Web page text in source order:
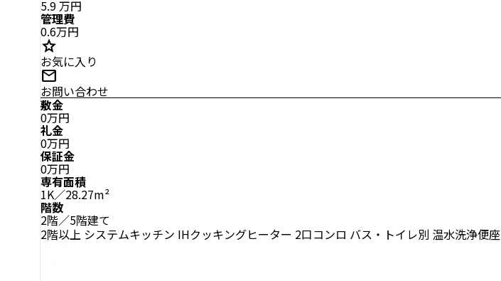
5.9万円
管理費
0.6万円
star
お気に入り
mail
お問い合わせ
敷金
0万円
礼金
0万円
保証金
0万円
専有面積
1K／28.27m²
階数
2階／5階建て
2階以上 システムキッチン IHクッキングヒーター 2口コンロ バス・トイレ別 温水洗浄便座